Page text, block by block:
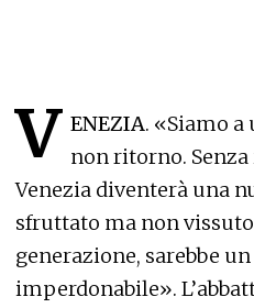
V ENEZIA. «Siamo
non ritorno.
Venezia diventerà una
sfruttato ma non
generazione, sarebbe
imperdonabile».